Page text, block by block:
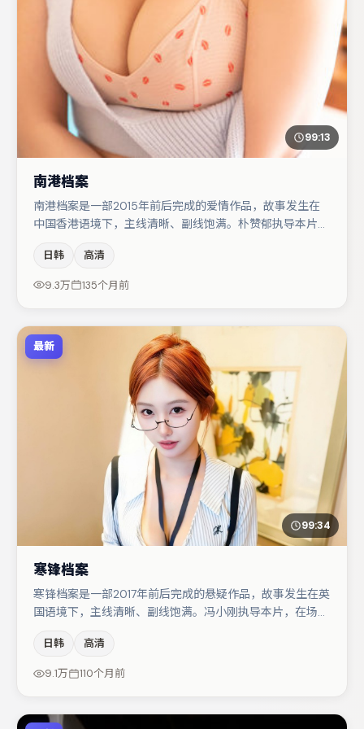
99:13
南港档案
南港档案是一部2015年前后完成的爱情作品，故事发生在
中国香港语境下，主线清晰、副线饱满。朴赞郁执导本片，
当。主演阵容包括马丽、大鹏、刘亦菲等，角色动机前后呼
应，适合喜欢抠台词与伏笔的观众。节奏紧凑、反转有度，
日韩 高清
9.3万 135个月前
最新
99:34
寒锋档案
寒锋档案是一部2017年前后完成的悬疑作品，故事发生在英
国语境下，主线清晰、副线饱满。冯小刚执导本片，在场面
演阵容包括汤唯、段奕宏、小松菜奈等，角色动机前后呼
应，适合喜欢抠台词与伏笔的观众。节奏紧凑、反转有度，
日韩 高清
9.1万 110个月前